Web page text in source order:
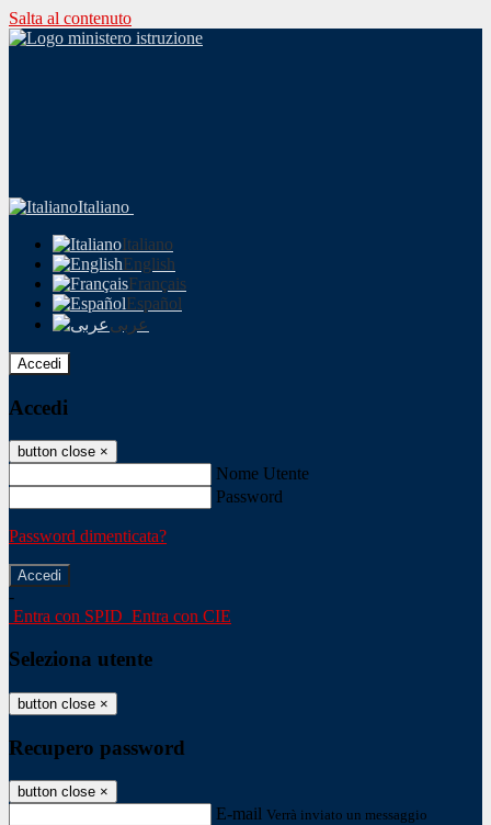
Salta al contenuto
Italiano
Italiano
English
Français
Español
عربى
Accedi
Accedi
button close ×
Nome Utente
Password
Password dimenticata?
-
Entra con SPID Entra con CIE
Seleziona utente
button close ×
Recupero password
button close ×
E-mail Verrà inviato un messaggio